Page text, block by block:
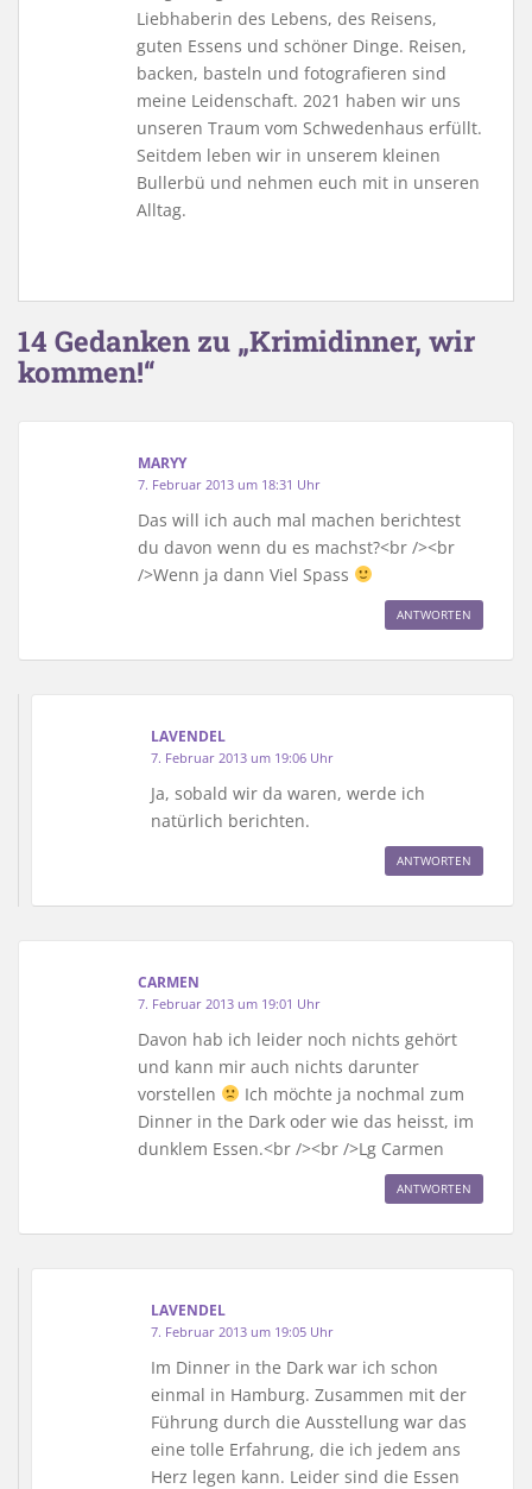
Liebhaberin des Lebens, des Reisens,
guten Essens und schöner Dinge. Reisen,
backen, basteln und fotografieren sind
meine Leidenschaft. 2021 haben wir uns
unseren Traum vom Schwedenhaus erfüllt.
Seitdem leben wir in unserem kleinen
Bullerbü und nehmen euch mit in unseren
Alltag.
14 Gedanken zu „Krimidinner, wir
kommen!“
MARYY
7. Februar 2013 um 18:31 Uhr
Das will ich auch mal machen berichtest
du davon wenn du es machst?<br /><br
/>Wenn ja dann Viel Spass
ANTWORTEN
LAVENDEL
7. Februar 2013 um 19:06 Uhr
Ja, sobald wir da waren, werde ich
natürlich berichten.
ANTWORTEN
CARMEN
7. Februar 2013 um 19:01 Uhr
Davon hab ich leider noch nichts gehört
und kann mir auch nichts darunter
vorstellen
Ich möchte ja nochmal zum
Dinner in the Dark oder wie das heisst, im
dunklem Essen.<br /><br />Lg Carmen
ANTWORTEN
LAVENDEL
7. Februar 2013 um 19:05 Uhr
Im Dinner in the Dark war ich schon
einmal in Hamburg. Zusammen mit der
Führung durch die Ausstellung war das
eine tolle Erfahrung, die ich jedem ans
Herz legen kann. Leider sind die Essen